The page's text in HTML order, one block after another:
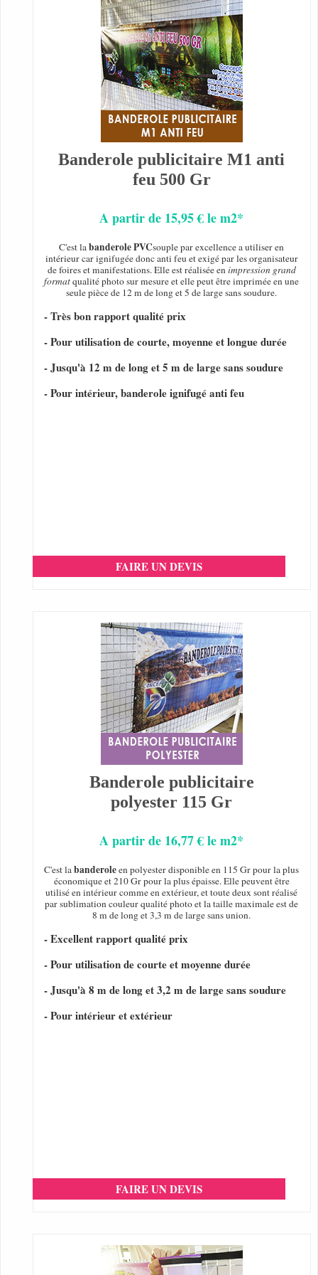
Banderole publicitaire M1 anti
feu 500 Gr
A partir de 15,95 € le m2*
C'est labanderole PVCsouple par excellence a utiliser en
intérieur car ignifugée donc anti feu et exigé par les organisateur
de foires et manifestations. Elle est réalisée enimpression grand
formatqualité photo sur mesure et elle peut être imprimée en une
seule pièce de 12 m de long et 5 de large sans soudure.
- Très bon rapport qualité prix
- Pour utilisation de courte, moyenne et longue durée
- Jusqu'à 12 m de long et 5 m de large sans soudure
- Pour intérieur, banderole ignifugé anti feu
FAIRE UN DEVIS
Banderole publicitaire
polyester 115 Gr
A partir de 16,77 € le m2*
C'est labanderoleen polyester disponible en 115 Gr pour la plus
économique et 210 Gr pour la plus épaisse. Elle peuvent être
utilisé en intérieur comme en extérieur, et toute deux sont réalisé
par sublimation couleur qualité photo et la taille maximale est de
8 m de long et 3,3 m de large sans union.
- Excellent rapport qualité prix
- Pour utilisation de courte et moyenne durée
- Jusqu'à 8 m de long et 3,2 m de large sans soudure
- Pour intérieur et extérieur
FAIRE UN DEVIS